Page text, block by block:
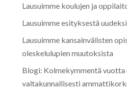
Lausuimme koulujen ja
Lausuimme esityksestä
Lausuimme kansainvälisten
oleskelulupien muutoksista
Blogi: Kolmekymmentä vuotta
valtakunnallisesti